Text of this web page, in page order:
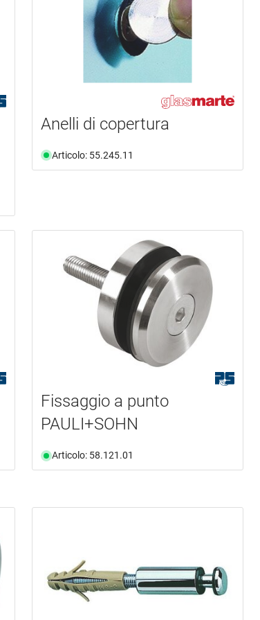
Anelli di copertura
Articolo: 55.245.11
Fissaggio a punto
PAULI+SOHN
Articolo: 58.121.01